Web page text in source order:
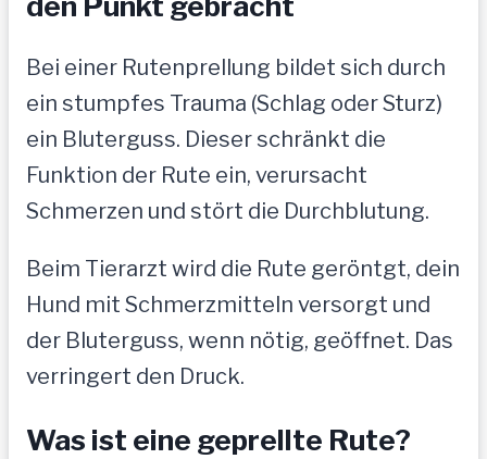
Bei einer Rutenprellung bildet sich durch
ein stumpfes Trauma (Schlag oder Sturz)
ein Bluterguss. Dieser schränkt die
Funktion der Rute ein, verursacht
Schmerzen und stört die Durchblutung.
Beim Tierarzt wird die Rute geröntgt, dein
Hund mit Schmerzmitteln versorgt und
der Bluterguss, wenn nötig, geöffnet. Das
verringert den Druck.
Was ist eine geprellte Rute?